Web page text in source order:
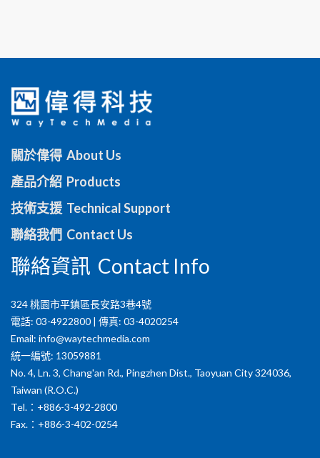
關於偉得 About Us
產品介紹 Products
技術支援 Technical Support
聯絡我們 Contact Us
聯絡資訊 Contact Info
324 桃園市平鎮區長安路3巷4號
電話: 03-4922800 | 傳真: 03-4020254
Email: info@waytechmedia.com
統一編號: 13059881
No. 4, Ln. 3, Chang'an Rd., Pingzhen Dist., Taoyuan City 324036,
Taiwan (R.O.C.)
Tel.：+886-3-492-2800
Fax.：+886-3-402-0254